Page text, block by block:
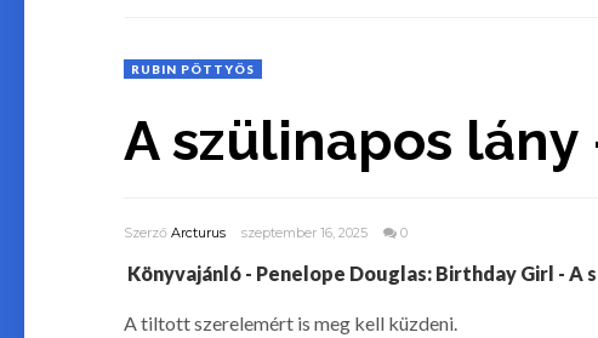
RUBIN PÖTTYÖS
A szülinapos
Szerző Arcturus szeptember 16, 2025 0
Könyvajánló - Penelope Douglas: Birthday Girl - A
A tiltott szerelemért is meg kell küzdeni.